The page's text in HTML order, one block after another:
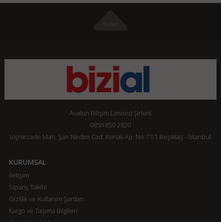
Avalon Bilişim Limited Şirketi
0850 850 2820
Vişnezade Mah. Şair Nedim Cad. Konak Ap. No:77/1 Beşiktaş - İstanbul
KURUMSAL
İletişim
Sipariş Takibi
Gizlilik ve Kullanım Şartları
Kargo ve Taşıma Bilgileri